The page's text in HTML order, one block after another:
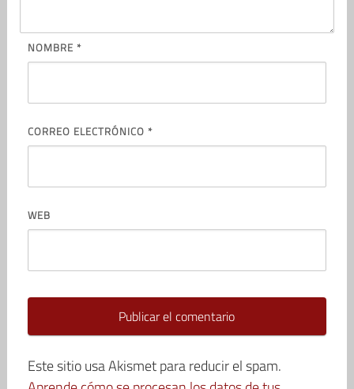
NOMBRE *
CORREO ELECTRÓNICO *
WEB
Este sitio usa Akismet para reducir el spam.